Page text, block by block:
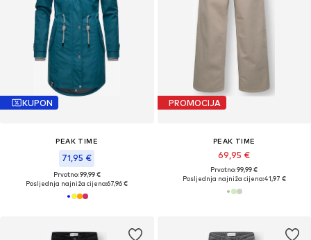
KUPON
PEAK TIME
71,95 €
Prvotno: 99,99 €
Posljednja najniža cijena:67,96 €
PROMOCIJA
PEAK TIME
69,95 €
Prvotno: 99,99 €
Posljednja najniža cijena:41,97 €